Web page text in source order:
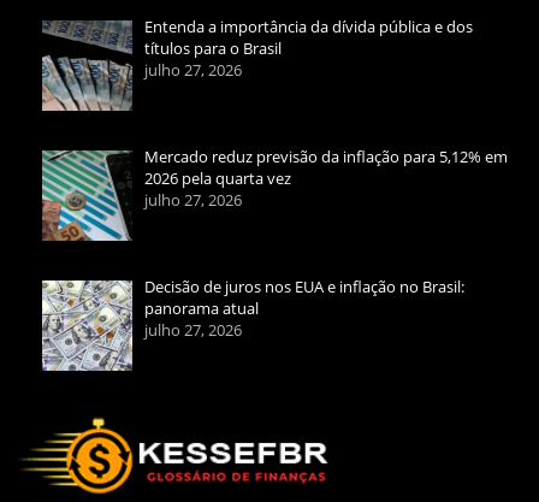
Entenda a importância da dívida pública e dos
títulos para o Brasil
julho 27, 2026
Mercado reduz previsão da inflação para 5,12% em
2026 pela quarta vez
julho 27, 2026
Decisão de juros nos EUA e inflação no Brasil:
panorama atual
julho 27, 2026